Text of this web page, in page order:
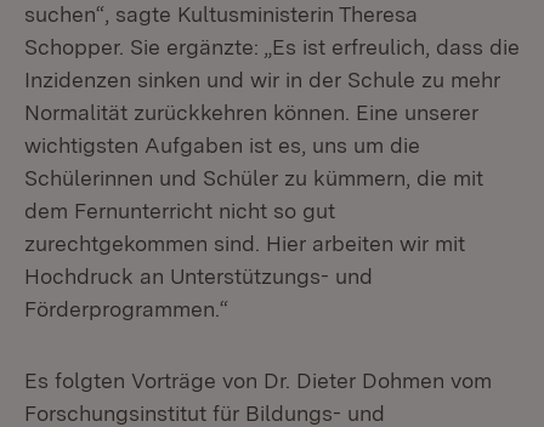
suchen“, sagte Kultusministerin Theresa
Schopper. Sie ergänzte: „Es ist erfreulich, dass die
Inzidenzen sinken und wir in der Schule zu mehr
Normalität zurückkehren können. Eine unserer
wichtigsten Aufgaben ist es, uns um die
Schülerinnen und Schüler zu kümmern, die mit
dem Fernunterricht nicht so gut
zurechtgekommen sind. Hier arbeiten wir mit
Hochdruck an Unterstützungs- und
Förderprogrammen.“
Es folgten Vorträge von Dr. Dieter Dohmen vom
Forschungsinstitut für Bildungs- und